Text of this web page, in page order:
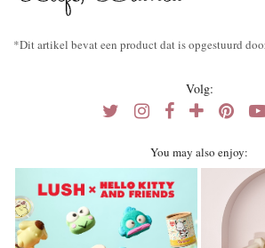
*Dit artikel bevat een product dat is opgestuurd
Volg:
You may also enjoy: